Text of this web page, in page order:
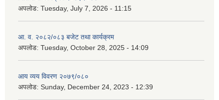
अपलोड: Tuesday, July 7, 2026 - 11:15
आ. व. २०८२/०८३ बजेट तथा कार्यक्रम
अपलोड: Tuesday, October 28, 2025 - 14:09
आय व्यय विवरण २०७९/०८०
अपलोड: Sunday, December 24, 2023 - 12:39